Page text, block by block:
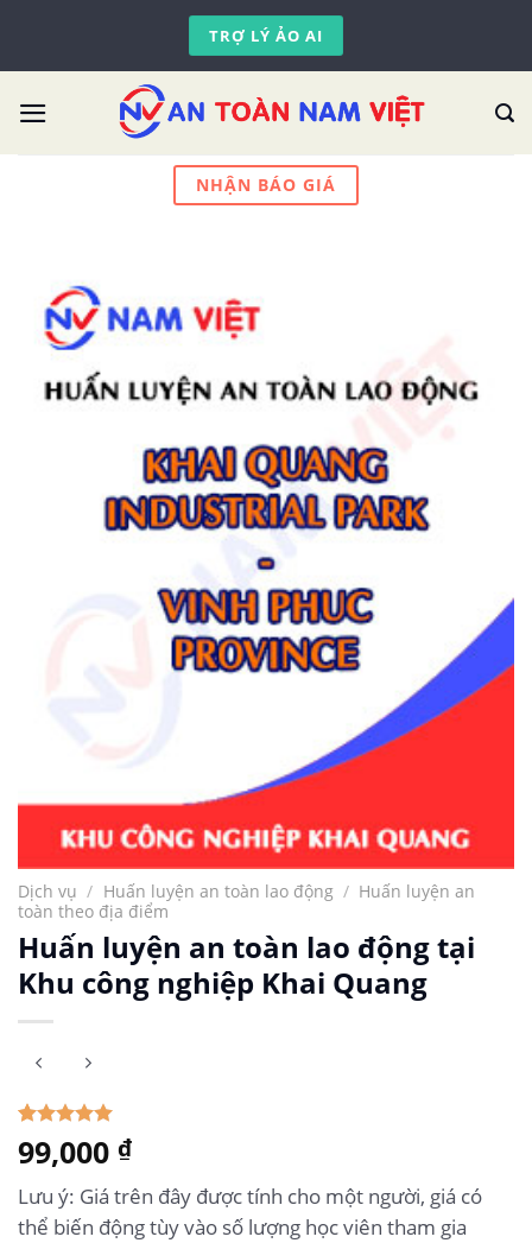
content
TRỢ LÝ ẢO AI
NHẬN BÁO GIÁ
Dịch vụ / Huấn luyện an toàn lao động / Huấn luyện an
toàn theo địa điểm
Huấn luyện an toàn lao động tại
Khu công nghiệp Khai Quang
5.00 trên 5
dựa trên
1
99,000 ₫
Lưu ý: Giá trên đây được tính cho một người, giá có
thể biến động tùy vào số lượng học viên tham gia